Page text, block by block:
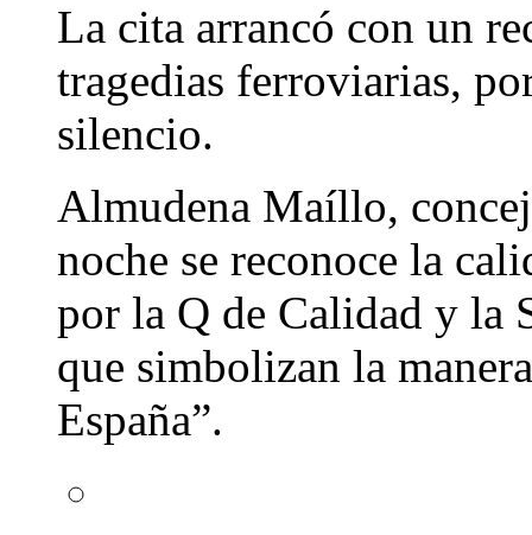
La cita arrancó con un
tragedias ferroviarias,
silencio.
Almudena Maíllo,
noche se reconoce la
por la Q de Calidad y la
que simbolizan la
España”.